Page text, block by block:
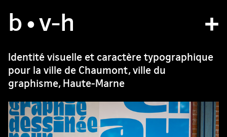
b•v-h
atelier
projets
bvh type
contact
Identité visuelle et caractère typographique
pour la ville de Chaumont, ville du
graphisme, Haute-Marne